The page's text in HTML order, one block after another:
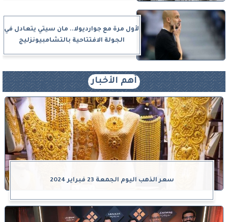
لأول مرة مع جوارديولا.. مان سيتي يتعادل في
الجولة الافتتاحية بالتشامبيونزليج
أهم الأخبار
سعر الذهب اليوم الجمعة 23 فبراير 2024